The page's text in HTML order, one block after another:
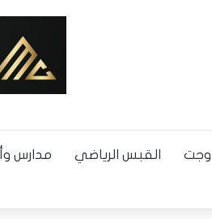
وجت القبس الرياضي مدارس